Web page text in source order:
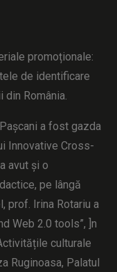
promoționale:
de identificare
România.
a fost gazda
Innovative Cross-
avut și o
pe lângă
prof. Irina Rotariu a
Web 2.0 tools”, ]n
culturale
Ruginoasa, Palatul